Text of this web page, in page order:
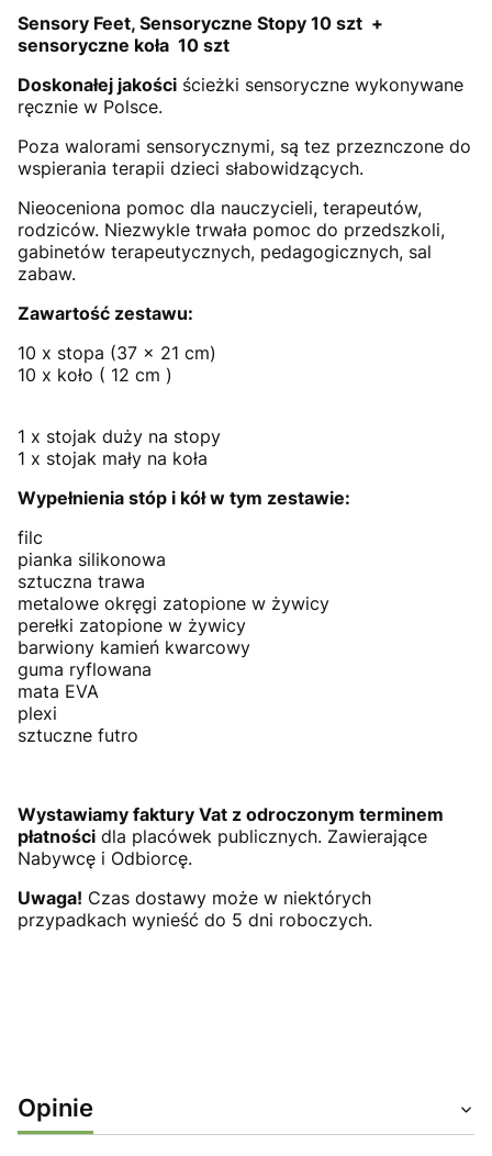
Sensory Feet, Sensoryczne Stopy 10 szt +
sensoryczne koła 10 szt
Doskonałej jakości ścieżki sensoryczne wykonywane
ręcznie w Polsce.
Poza walorami sensorycznymi, są tez przeznczone do
wspierania terapii dzieci słabowidzących.
Nieoceniona pomoc dla nauczycieli, terapeutów,
rodziców. Niezwykle trwała pomoc do przedszkoli,
gabinetów terapeutycznych, pedagogicznych, sal
zabaw.
Zawartość zestawu:
10 x stopa (37 x 21 cm)
10 x koło ( 12 cm )
1 x stojak duży na stopy
1 x stojak mały na koła
Wypełnienia stóp i kół w tym zestawie:
filc
pianka silikonowa
sztuczna trawa
metalowe okręgi zatopione w żywicy
perełki zatopione w żywicy
barwiony kamień kwarcowy
guma ryflowana
mata EVA
plexi
sztuczne futro
Wystawiamy faktury Vat z odroczonym terminem
płatności dla placówek publicznych. Zawierające
Nabywcę i Odbiorcę.
Uwaga! Czas dostawy może w niektórych
przypadkach wynieść do 5 dni roboczych.
Opinie